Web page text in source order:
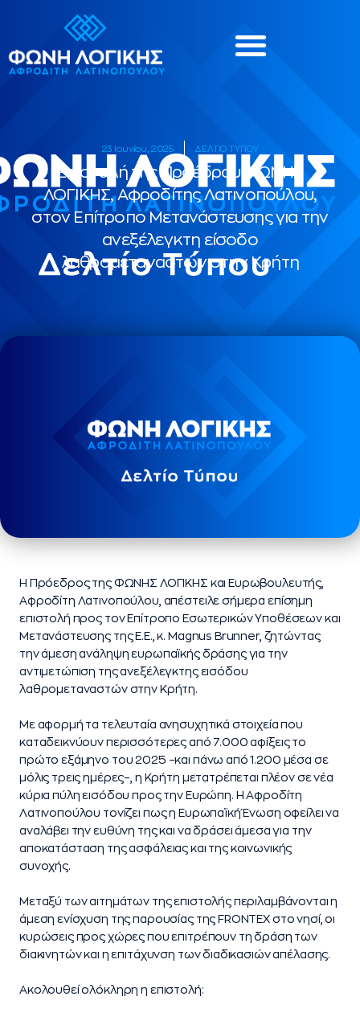
23 Ιουνίου, 2025 ΔΕΛΤΙΟ ΤΥΠΟΥ
Επιστολή της Προέδρου ΦΩΝΗΣ
ΛΟΓΙΚΗΣ, Αφροδίτης Λατινοπούλου,
στον Επίτροπο Μετανάστευσης για την
ανεξέλεγκτη είσοδο
λαθρομεταναστών στην Κρήτη
Η Πρόεδρος της ΦΩΝΗΣ ΛΟΓΙΚΗΣ και Ευρωβουλευτής,
Αφροδίτη Λατινοπούλου, απέστειλε σήμερα επίσημη
επιστολή προς τον Επίτροπο Εσωτερικών Υποθέσεων και
Μετανάστευσης της Ε.Ε., κ. Magnus Brunner, ζητώντας
την άμεση ανάληψη ευρωπαϊκής δράσης για την
αντιμετώπιση της ανεξέλεγκτης εισόδου
λαθρομεταναστών στην Κρήτη.
Με αφορμή τα τελευταία ανησυχητικά στοιχεία που
καταδεικνύουν περισσότερες από 7.000 αφίξεις το
πρώτο εξάμηνο του 2025 –και πάνω από 1.200 μέσα σε
μόλις τρεις ημέρες–, η Κρήτη μετατρέπεται πλέον σε νέα
κύρια πύλη εισόδου προς την Ευρώπη. Η Αφροδίτη
Λατινοπούλου τονίζει πως η Ευρωπαϊκή Ένωση οφείλει να
αναλάβει την ευθύνη της και να δράσει άμεσα για την
αποκατάσταση της ασφάλειας και της κοινωνικής
συνοχής.
Μεταξύ των αιτημάτων της επιστολής περιλαμβάνονται η
άμεση ενίσχυση της παρουσίας της FRONTEX στο νησί, οι
κυρώσεις προς χώρες που επιτρέπουν τη δράση των
διακινητών και η επιτάχυνση των διαδικασιών απέλασης.
Ακολουθεί ολόκληρη η επιστολή: